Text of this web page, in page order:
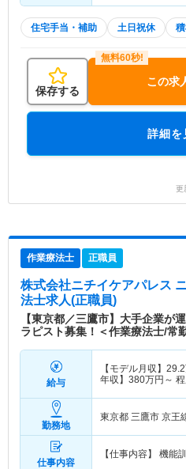
住宅手当・補助 土日祝休
保存する
この求
詳細を
更
作業療法士 正職員
株式会社ニチイケアパレス
法士求人(正職員)
【東京都／三鷹市】大手企業が
ラピスト募集！＜作業療法士/常
給与
【モデル月収】 29.2
年収】 380万円～
勤務地
東京都 三鷹市 京王
仕事内容
【仕事内容】 機能